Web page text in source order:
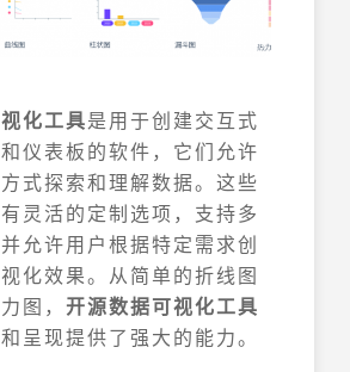
化工具是用于创建交互式
仪表板的软件，它们允许
式探索和理解数据。这些
灵活的定制选项，支持多
允许用户根据特定需求创
化效果。从简单的折线图
图， 开源数据可视化工具
呈现提供了强大的能力。